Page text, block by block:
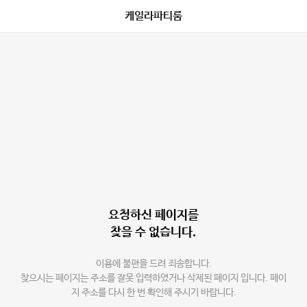
케일라파티룸
요청하신 페이지를
찾을 수 없습니다.
이용에 불편을 드려 죄송합니다.
찾으시는 페이지는 주소를 잘못 입력하였거나 삭제된 페이지 입니다. 페이
지 주소를 다시 한 번 확인해 주시기 바랍니다.